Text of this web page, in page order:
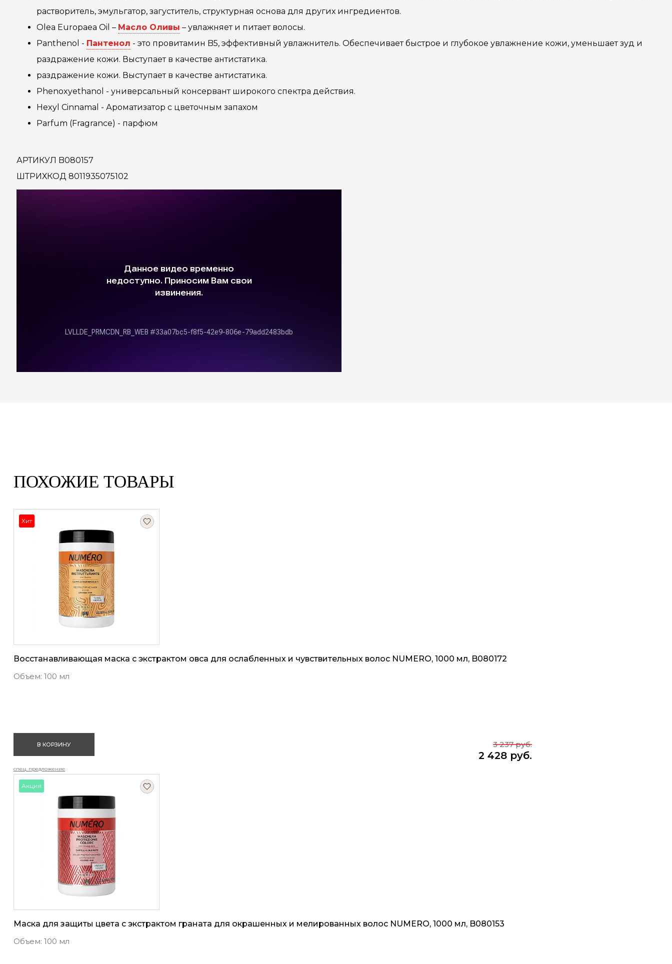
растворитель, эмульгатор, загуститель, структурная основа для других ингредиентов.
Olea Europaea Oil – Масло Оливы – увлажняет и питает волосы.
Pаnthenol - Пантенол - это провитамин B5, эффективный увлажнитель. Обеспечивает быстрое и глубокое увлажнение кожи, уменьшает зуд и
раздражение кожи. Выступает в качестве антистатика.
раздражение кожи. Выступает в качестве антистатика.
Phenoxyethanol - универсальный консервант широкого спектра действия.
Hexyl Cinnamal - Ароматизатор с цветочным запахом
Parfum (Fragrance) - парфюм
АРТИКУЛ B080157
ШТРИХКОД 8011935075102
ПОХОЖИЕ ТОВАРЫ
Хит
Восстанавливающая маска с экстрактом овса для ослабленных и чувствительных волос NUMERO, 1000 мл, B080172
Объем: 100 мл
2 428 руб.
3 237 руб.
В КОРЗИНУ
спец. предложение
Акция
Маска для защиты цвета с экстрактом граната для окрашенных и мелированных волос NUMERO, 1000 мл, B080153
Объем: 100 мл